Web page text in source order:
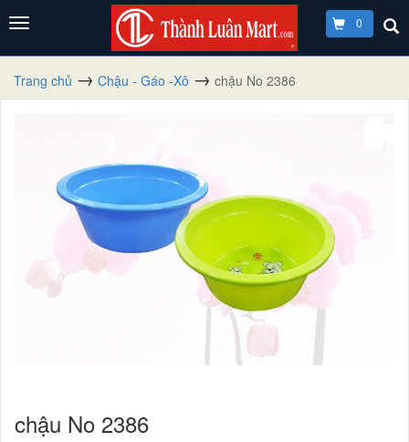
0
Trang chủ Chậu - Gáo -Xô chậu No 2386
chậu No 2386